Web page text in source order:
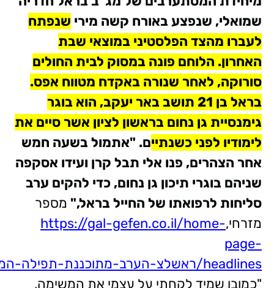
שמואלי, שנפצע באורח קשה מירי שנפתח
לעברו מהצד הפלסטיני במוצאי שבת
האחרון. הלוחם פונה במסוק לבית החולים
סורוקה, לאחר שנורה באקדח מטווח אפס.
בראל בן 21 תושב באר יעקב, הוא בוגר
גימנסיית גן נחום בראשון לציון אשר סיים את
לימודיו לפני כשנתיים. "אתמול בשעה חמש
אחר הצהרים, פנו אלי תבל קרן ועידו אסקפה
שניהם בוגרי תיכון גן נחום, כדי להקים ערב
סליחות לרפואתו של החייל בראל," מספר
מזרחי,https://gal-gefen.co.il/home-
page-
headlines/ראשלצ-הערב-מתוכננת-תפילה-המונית-באמפי/
"כמובן שמיד לקחתי על עצמי את המשימה,